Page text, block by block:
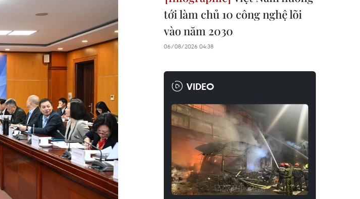
tới làm chủ 10 công nghệ lõi
vào năm 2030
06/08/2026 04:38
VIDEO